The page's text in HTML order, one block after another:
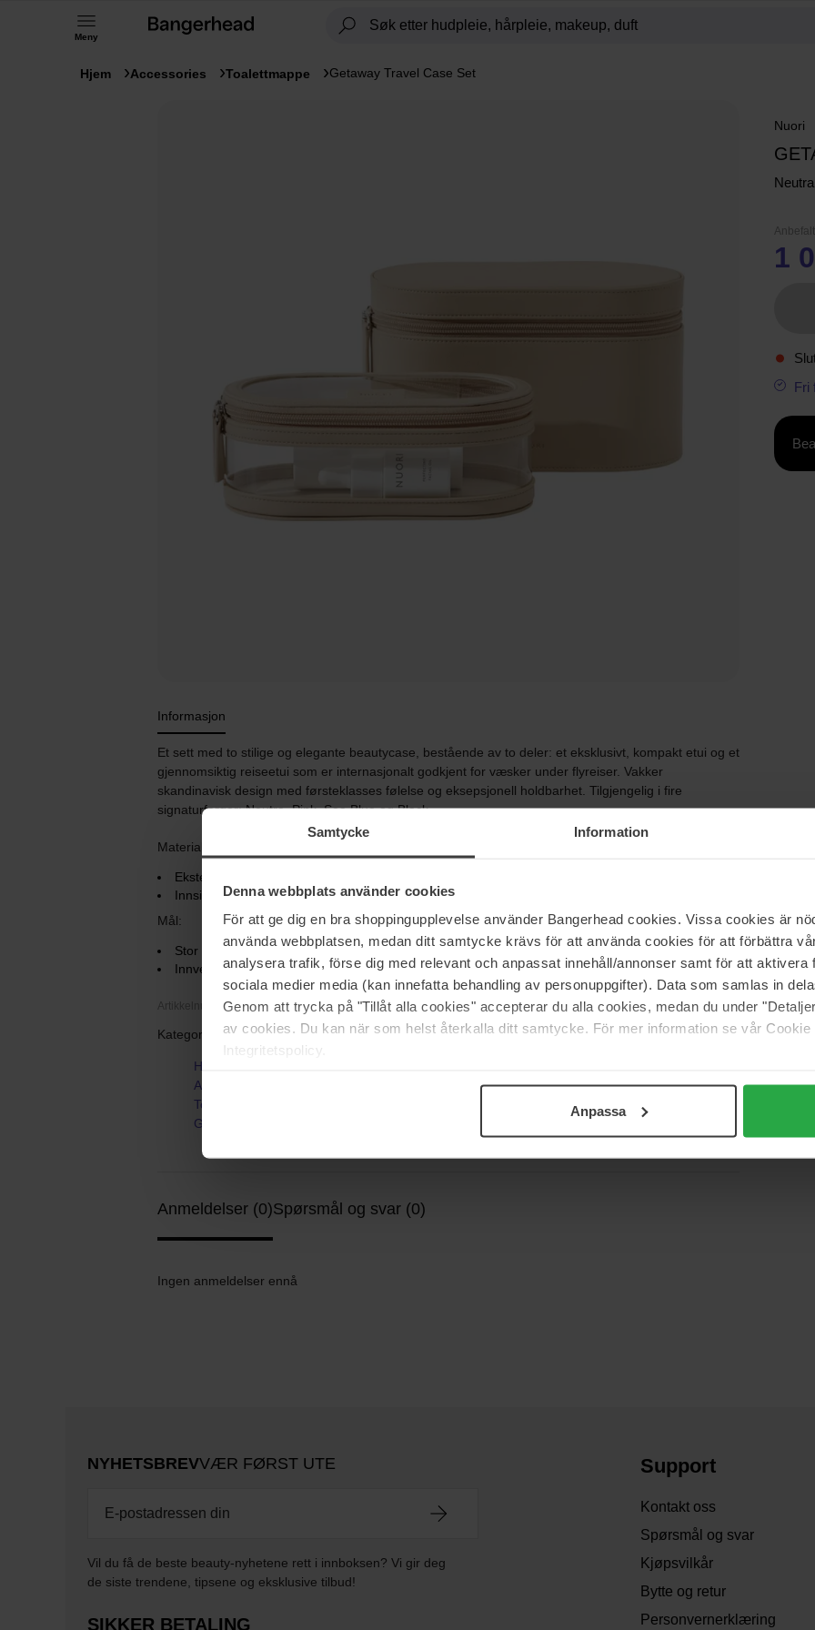
Samtycke Information
Denna webbplats använder cookies
För att ge dig en bra shoppingupplevelse använder Bangerhead cookies. Vissa cookies är
använda webbplatsen, medan ditt samtycke krävs för att använda cookies för att förbättra
analysera trafik, förse dig med relevant och anpassat innehåll/annonser samt för att aktivera
sociala medier media (kan innefatta behandling av personuppgifter). Data som samlas in
Genom att trycka på "Tillåt alla cookies" accepterar du alla cookies, medan du under
av cookies. Du kan när som helst återkalla ditt samtycke. För mer information se vår
Integritetspolicy.
Anpassa
Meny
Hjem Accessories Toalettmappe Getaway Travel Case Set
Nuori
Neutral
1
Fri
Informasjon
Et sett med to stilige og elegante beautycase, bestående av to deler: et eksklusivt, kompakt etui og et
gjennomsiktig reiseetui som er internasjonalt godkjent for væsker under flyreiser. Vakker
skandinavisk design med førsteklasses følelse og eksepsjonell holdbarhet. Tilgjengelig i fire
signaturfarger: Neutra, Pink, Sea Blue og Black.
Materialer:
Eksteriør: Vegansk skinn av høy kvalitet
Innside: DUK og gjennomsiktig TPU.
Mål:
Stor toalettmappe i vegansk skinn: L: 208 / B: 110 / H: 120 mm
Innvendig toalettmappe: L: 189 / B: 89 / H: 72mm
Artikkelnummer: 201329
Kategorier:
Hjem
Accessories
Toalettmappe
Getaway Travel Case Set
Anmeldelser (0)Spørsmål og svar (0)
Ingen anmeldelser ennå
NYHETSBREVVÆR FØRST UTE
Vil du få de beste beauty-nyhetene rett i innboksen? Vi gir deg
de siste trendene, tipsene og eksklusive tilbud!
SIKKER BETALING
Support
Kontakt oss
Spørsmål og svar
Kjøpsvilkår
Bytte og retur
Personvernerklæring